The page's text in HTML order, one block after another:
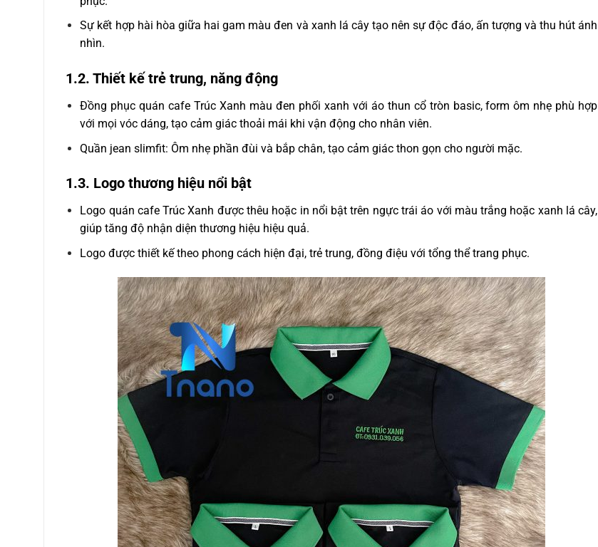
Sự kết hợp hài hòa giữa hai gam màu đen và xanh lá cây tạo nên sự độc đáo, ấn tượng và thu hút ánh
nhìn.
1.2. Thiết kế trẻ trung, năng động
Đồng phục quán cafe Trúc Xanh màu đen phối xanh với áo thun cổ tròn basic, form ôm nhẹ phù hợp
với mọi vóc dáng, tạo cảm giác thoải mái khi vận động cho nhân viên.
Quần jean slimfit: Ôm nhẹ phần đùi và bắp chân, tạo cảm giác thon gọn cho người mặc.
1.3. Logo thương hiệu nổi bật
Logo quán cafe Trúc Xanh được thêu hoặc in nổi bật trên ngực trái áo với màu trắng hoặc xanh lá cây,
giúp tăng độ nhận diện thương hiệu hiệu quả.
Logo được thiết kế theo phong cách hiện đại, trẻ trung, đồng điệu với tổng thể trang phục.